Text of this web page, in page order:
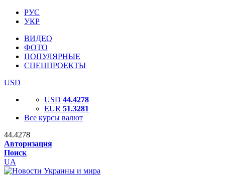
РУС
УКР
ВИДЕО
ФОТО
ПОПУЛЯРНЫЕ
СПЕЦПРОЕКТЫ
USD
USD 44.4278
EUR 51.3281
Все курсы валют
44.4278
Авторизация
Поиск
UA